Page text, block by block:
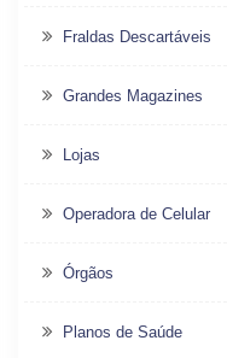
Fraldas Descartáveis
Grandes Magazines
Lojas
Operadora de Celular
Órgãos
Planos de Saúde